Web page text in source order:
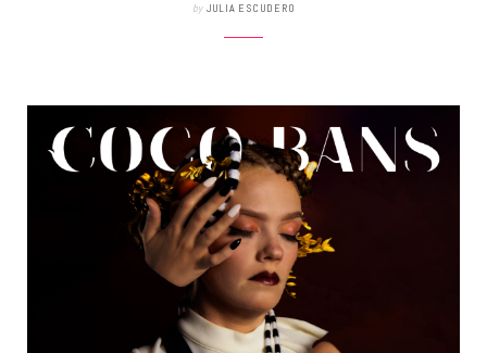
by JULIA ESCUDERO